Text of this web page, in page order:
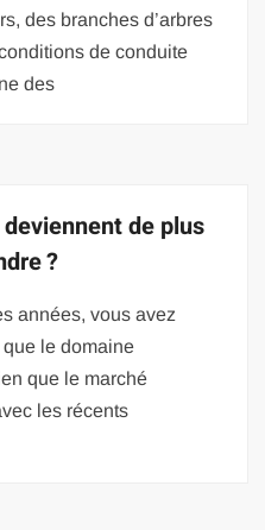
des branches d’arbres
de conduite
des
de plus
?
années, vous avez
le domaine
que le marché
les récents